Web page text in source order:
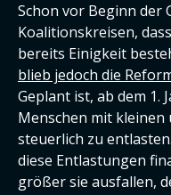
Schon vor Beginn der
Koalitionskreisen,
bereits Einigkeit
blieb jedoch die
Geplant ist, ab dem 1.
Menschen mit
steuerlich zu
diese Entlastungen
größer sie ausfallen,